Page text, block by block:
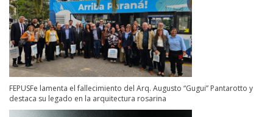
FEPUSFe lamenta el fallecimiento del Arq. Augusto “Gugui” Pantarotto y
destaca su legado en la arquitectura rosarina